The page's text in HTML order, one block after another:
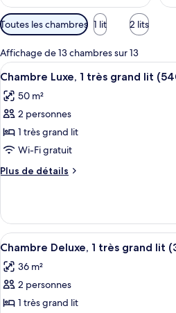
Filtres
disponibles
pour
les
chambres
Toutes les chambres 1 lit 2 lits
Affichage de 13 chambres sur 13
Afficher
toutes
les
photos
pour
ce
type
de
Chambre
Luxe,
1
très
grand
lit
(540
3
Chambre Luxe, 1 très grand lit
50 m²
2 personnes
1 très grand lit
Wi-Fi gratuit
Plus de détails
Plus
le
type
de
Chambre
Luxe,
très
Afficher
toutes
les
photos
pour
2
Chambre Deluxe, 1 très grand lit
36 m²
2 personnes
1 très grand lit